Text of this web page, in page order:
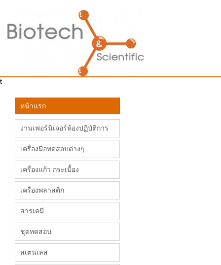
t
หน้าแรก
งานเฟอร์นิเจอร์ห้องปฏิบัติการ
เครื่องมือทดสอบต่างๆ
เครื่องแก้ว กระเบื้อง
เครื่องพลาสติก
สารเคมี
ชุดทดสอบ
สเตนเลส